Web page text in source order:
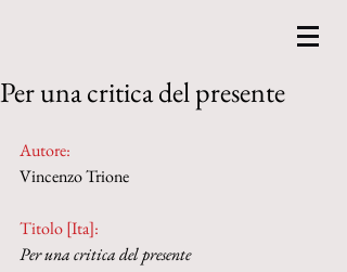
Per una critica del presente
Autore:
Vincenzo Trione
Titolo [Ita]:
Per una critica del presente